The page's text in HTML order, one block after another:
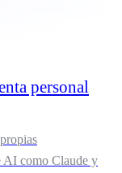
personal
AI como Claude y